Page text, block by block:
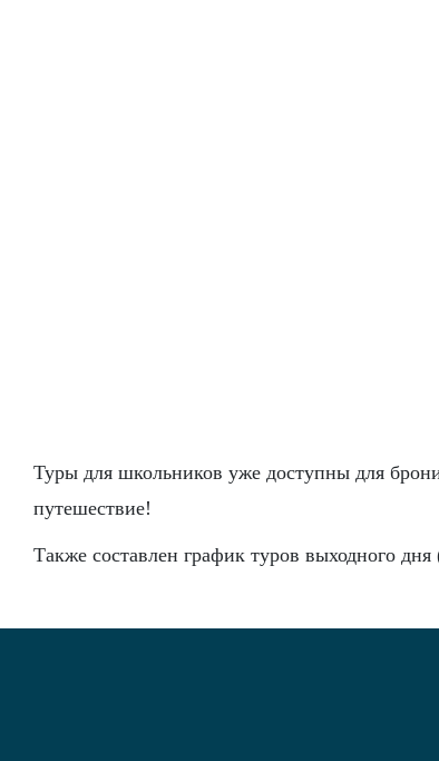
Туры для школьников уже доступны для
путешествие!
Также составлен график туров выходного дня